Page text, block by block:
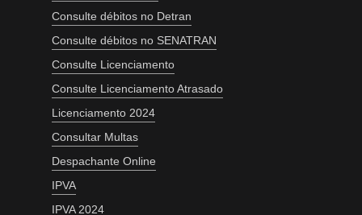
Consulte débitos no Detran
Consulte débitos no SENATRAN
Consulte Licenciamento
Consulte Licenciamento Atrasado
Licenciamento 2024
Consultar Multas
Despachante Online
IPVA
IPVA 2024